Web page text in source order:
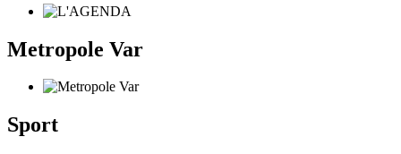
Metropole Var
Sport